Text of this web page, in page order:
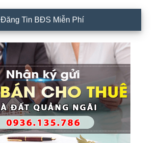
Đăng Tin BĐS Miễn Phí